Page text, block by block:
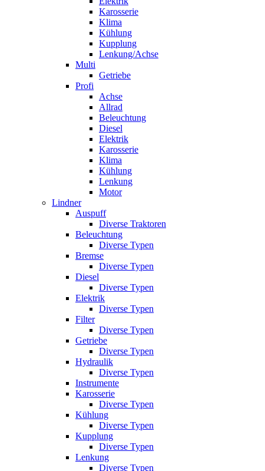
Karosserie
Klima
Kühlung
Kupplung
Lenkung/Achse
Multi
Getriebe
Profi
Achse
Allrad
Beleuchtung
Diesel
Elektrik
Karosserie
Klima
Kühlung
Lenkung
Motor
Lindner
Auspuff
Diverse Traktoren
Beleuchtung
Diverse Typen
Bremse
Diverse Typen
Diesel
Diverse Typen
Elektrik
Diverse Typen
Filter
Diverse Typen
Getriebe
Diverse Typen
Hydraulik
Diverse Typen
Instrumente
Karosserie
Diverse Typen
Kühlung
Diverse Typen
Kupplung
Diverse Typen
Lenkung
Diverse Typen